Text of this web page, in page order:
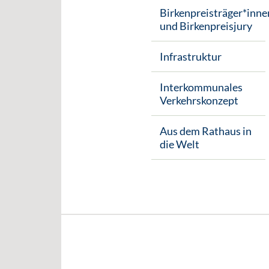
und Birkenpreisjury
Infrastruktur
Interkommunales
Verkehrskonzept
Aus dem Rathaus in
die Welt